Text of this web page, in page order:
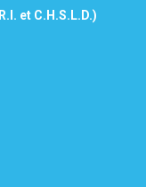
et C.H.S.L.D.)